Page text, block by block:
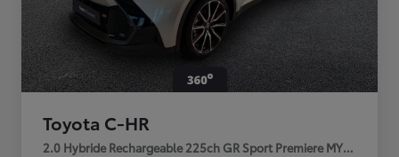
Toyota C-HR
2.0 Hybride Rechargeable 225ch GR Sport Premiere MY25